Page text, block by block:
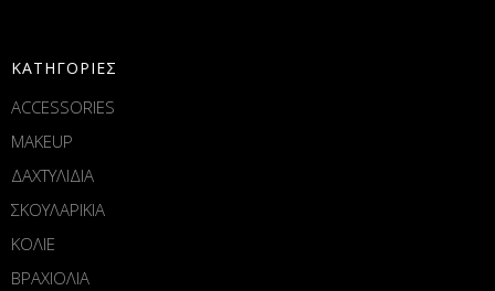
ΚΑΤΗΓΟΡΙΕΣ
ACCESSORIES
MAKEUP
ΔΑΧΤΥΛΙΔΙΑ
ΣΚΟΥΛΑΡΙΚΙΑ
ΚΟΛΙΕ
ΒΡΑΧΙΟΛΙΑ